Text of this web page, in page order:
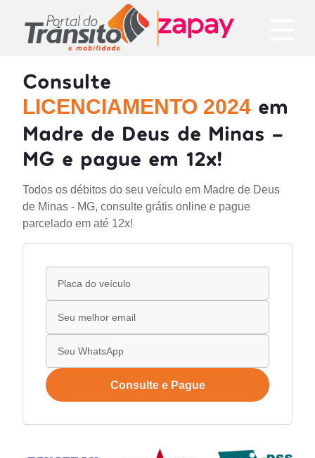
Consulte
LICENCIAMENTO 2024 em
Madre de Deus de Minas -
MG e pague em 12x!
Todos os débitos do seu veículo em Madre de Deus
de Minas - MG, consulte grátis online e pague
parcelado em até 12x!
Consulte e Pague